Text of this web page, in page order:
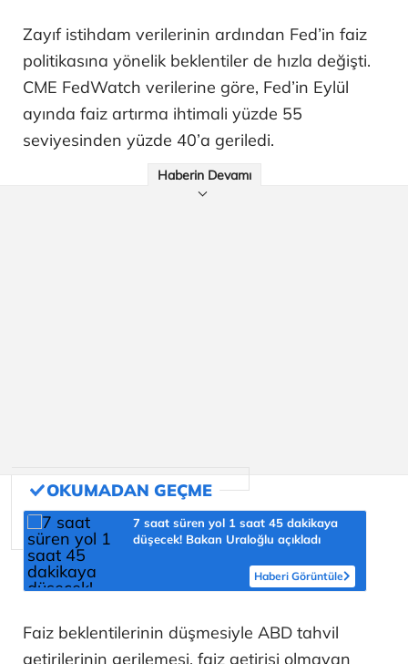
Zayıf istihdam verilerinin ardından Fed’in faiz
politikasına yönelik beklentiler de hızla değişti.
CME FedWatch verilerine göre, Fed’in Eylül
ayında faiz artırma ihtimali yüzde 55
seviyesinden yüzde 40’a geriledi.
Haberin Devamı
7 saat süren yol 1 saat 45 dakikaya
düşecek! Bakan Uraloğlu açıkladı
Haberi Görüntüle
Faiz beklentilerinin düşmesiyle ABD tahvil
getirilerinin gerilemesi, faiz getirisi olmayan